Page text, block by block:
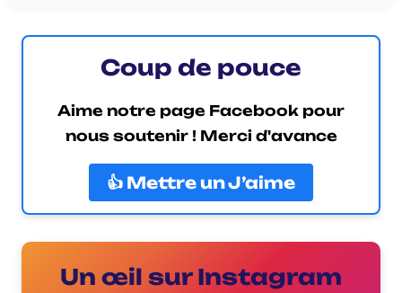
Coup de pouce
Aime notre page Facebook pour
nous soutenir ! Merci d'avance
👍 Mettre un J’aime
Un œil sur Instagram